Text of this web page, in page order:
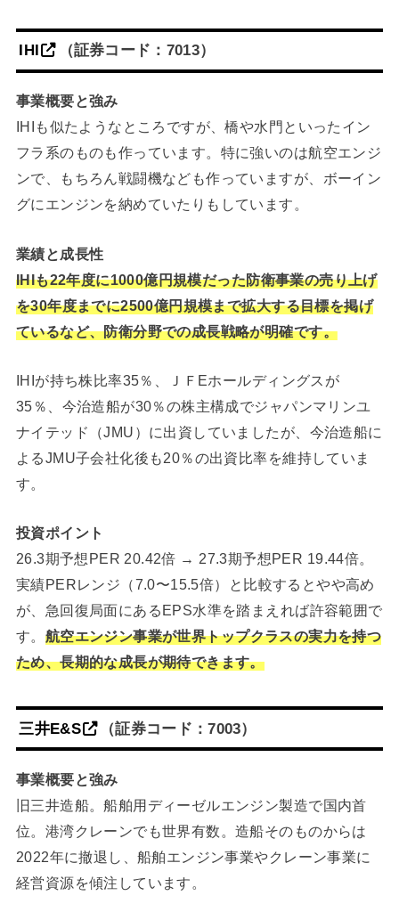
IHI （証券コード：7013）
事業概要と強み
IHIも似たようなところですが、橋や水門といったイン
フラ系のものも作っています。特に強いのは航空エンジ
ンで、もちろん戦闘機なども作っていますが、ボーイン
グにエンジンを納めていたりもしています。
業績と成長性
IHIも22年度に1000億円規模だった防衛事業の売り上げ
を30年度までに2500億円規模まで拡大する目標を掲げ
ているなど、防衛分野での成長戦略が明確です。
IHIが持ち株比率35％、ＪＦEホールディングスが
35％、今治造船が30％の株主構成でジャパンマリンユ
ナイテッド（JMU）に出資していましたが、今治造船に
よるJMU子会社化後も20％の出資比率を維持していま
す。
投資ポイント
26.3期予想PER 20.42倍 → 27.3期予想PER 19.44倍。
実績PERレンジ（7.0〜15.5倍）と比較するとやや高め
が、急回復局面にあるEPS水準を踏まえれば許容範囲で
す。 航空エンジン事業が世界トップクラスの実力を持つ
ため、長期的な成長が期待できます。
三井E&S （証券コード：7003）
事業概要と強み
旧三井造船。船舶用ディーゼルエンジン製造で国内首
位。港湾クレーンでも世界有数。造船そのものからは
2022年に撤退し、船舶エンジン事業やクレーン事業に
経営資源を傾注しています。